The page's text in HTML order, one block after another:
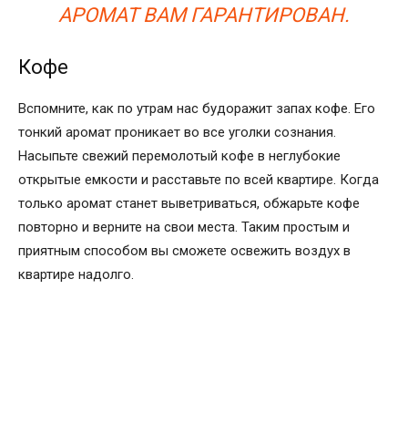
АРОМАТ ВАМ ГАРАНТИРОВАН.
Кофе
Вспомните, как по утрам нас будоражит запах кофе. Его
тонкий аромат проникает во все уголки сознания.
Насыпьте свежий перемолотый кофе в неглубокие
открытые емкости и расставьте по всей квартире. Когда
только аромат станет выветриваться, обжарьте кофе
повторно и верните на свои места. Таким простым и
приятным способом вы сможете освежить воздух в
квартире надолго.